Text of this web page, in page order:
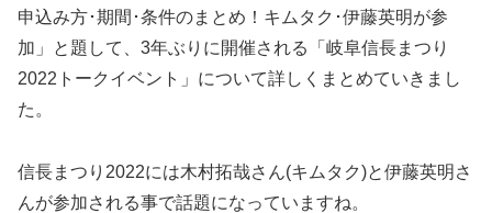
申込み方･期間･条件のまとめ！キムタク･伊藤英明が参
加」と題して、3年ぶりに開催される「岐阜信長まつり
2022トークイベント」について詳しくまとめていきまし
た。
信長まつり2022には木村拓哉さん(キムタク)と伊藤英明さ
んが参加される事で話題になっていますね。